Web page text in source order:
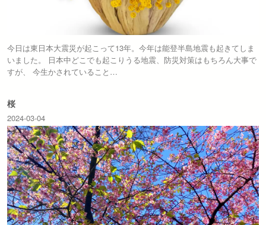
今日は東日本大震災が起こって13年。今年は能登半島地震も起きてしま
いました。 日本中どこでも起こりうる地震、防災対策はもちろん大事で
すが、 今生かされていること…
桜
2024-03-04